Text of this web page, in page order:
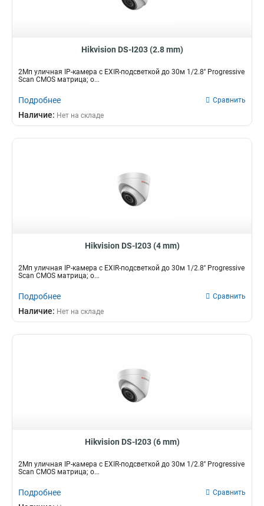
Hikvision DS-I203 (2.8 mm)
2Мп уличная IP-камера с EXIR-подсветкой до 30м 1/2.8'' Progressive
Scan CMOS матрица; о...
Подробнее Сравнить
Наличие: Нет на складе
Hikvision DS-I203 (4 mm)
2Мп уличная IP-камера с EXIR-подсветкой до 30м 1/2.8'' Progressive
Scan CMOS матрица; о...
Подробнее Сравнить
Наличие: Нет на складе
Hikvision DS-I203 (6 mm)
2Мп уличная IP-камера с EXIR-подсветкой до 30м 1/2.8'' Progressive
Scan CMOS матрица; о...
Подробнее Сравнить